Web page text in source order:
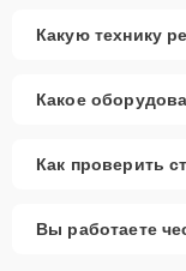
Какую технику
Какое
Как проверить
Вы работаете